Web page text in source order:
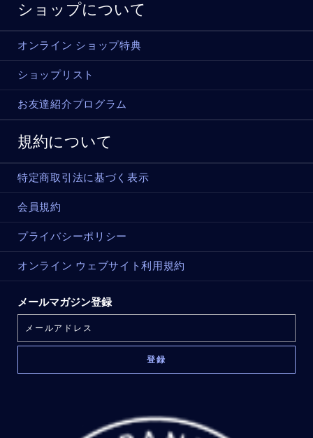
ショップについて
オンライン ショップ特典
ショップリスト
お友達紹介プログラム
規約について
特定商取引法に基づく表示
会員規約
プライバシーポリシー
オンライン ウェブサイト利用規約
メールマガジン登録